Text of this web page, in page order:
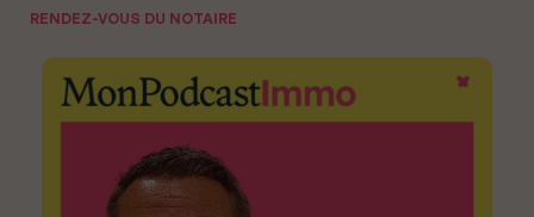
RENDEZ-VOUS DU NOTAIRE